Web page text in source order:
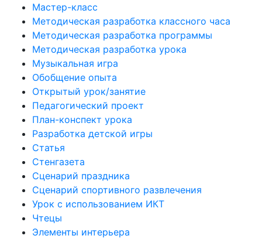
Мастер-класс
Методическая разработка классного часа
Методическая разработка программы
Методическая разработка урока
Музыкальная игра
Обобщение опыта
Открытый урок/занятие
Педагогический проект
План-конспект урока
Разработка детской игры
Статья
Стенгазета
Сценарий праздника
Сценарий спортивного развлечения
Урок с использованием ИКТ
Чтецы
Элементы интерьера